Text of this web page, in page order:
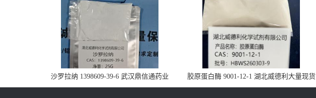
沙罗拉纳 1398609-39-6 武汉鼎信通药业
胶原蛋白酶 9001-12-1 湖北威德利大量现货
供应